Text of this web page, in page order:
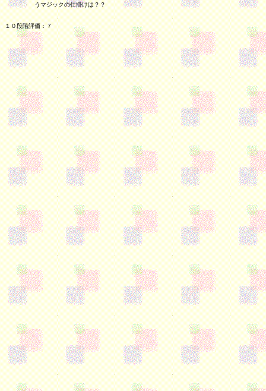
うマジックの仕掛けは？？
１０段階評価：７